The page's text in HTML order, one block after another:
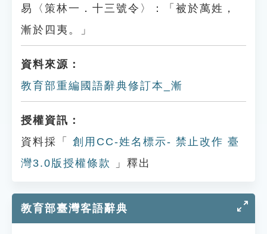
易〈策林一．十三號令〉：「被於萬姓，
漸於四夷。」
資料來源：
教育部重編國語辭典修訂本_漸
授權資訊：
資料採「
創用CC-姓名標示- 禁止改作 臺
灣3.0版授權條款
」釋出
教育部臺灣客語辭典